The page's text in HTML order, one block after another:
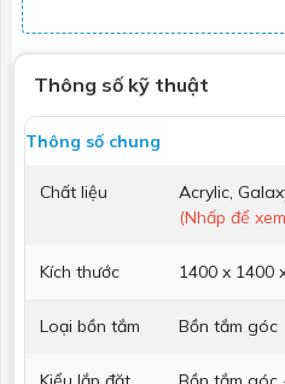
Thông số kỹ thuật
Thông số chung
Chất liệu
Acrylic,
(Nhấp để
Kích thước 1400 x 1400
Loại bồn tắm Bồn tắm góc